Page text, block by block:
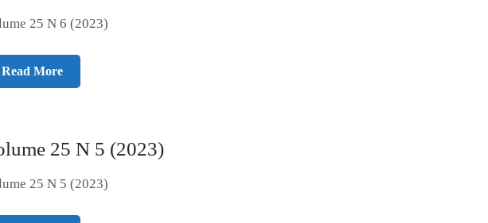
25 N 6 (2023)
Read More
25 N 5 (2023)
25 N 5 (2023)